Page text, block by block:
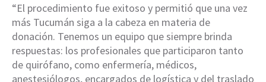
“El procedimiento fue exitoso y permitió que una vez
más Tucumán siga a la cabeza en materia de
donación. Tenemos un equipo que siempre brinda
respuestas: los profesionales que participaron tanto
de quirófano, como enfermería, médicos,
anestesiólogos, encargados de logística y del traslado